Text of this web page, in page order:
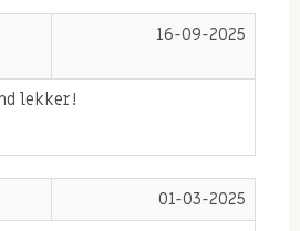
bruine hazelnotenen de
hazelnoten of kom langs bij
16-09-2025
lekker!
01-03-2025